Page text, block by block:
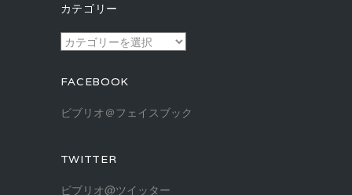
イ
ブ
カテゴリー
カ
テ
リ
ー
FACEBOOK
ビブリオ＠フェイスブック
TWITTER
ビブリオ@ツイッター